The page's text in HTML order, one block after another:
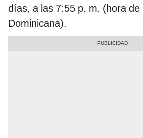
días, a las 7:55 p. m. (hora de
Dominicana).